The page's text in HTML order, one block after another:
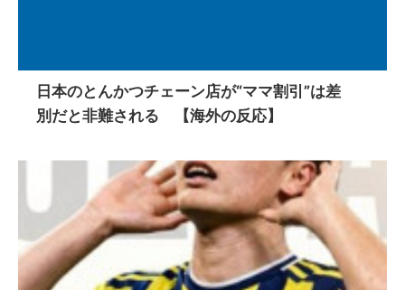
日本のとんかつチェーン店が“ママ割引”は差
別だと非難される 【海外の反応】